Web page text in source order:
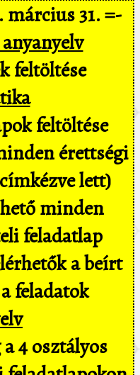
március 31. =-
feltöltése
feltöltése
érettségi
lett)
minden
feladatlap
a beírt
feladatok
4 osztályos